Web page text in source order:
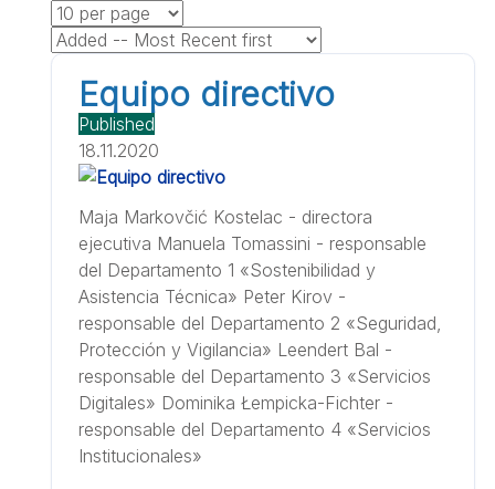
Equipo directivo
Published
18.11.2020
Maja Markovčić Kostelac - directora
ejecutiva Manuela Tomassini - responsable
del Departamento 1 «Sostenibilidad y
Asistencia Técnica» Peter Kirov -
responsable del Departamento 2 «Seguridad,
Protección y Vigilancia» Leendert Bal -
responsable del Departamento 3 «Servicios
Digitales» Dominika Łempicka-Fichter -
responsable del Departamento 4 «Servicios
Institucionales»